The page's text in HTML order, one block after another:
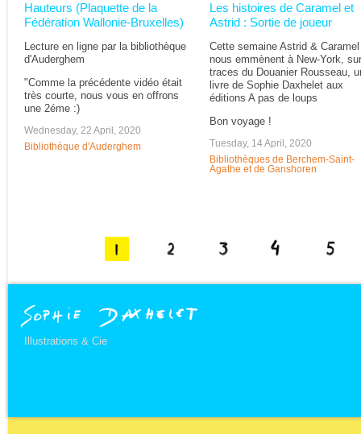
Hauteurs (Plaquette de la
Fédération Wallonie-Bruxelles)
Lecture en ligne par la bibliothèque
d'Auderghem
"Comme la précédente vidéo était
très courte, nous vous en offrons
une 2éme :)
Wednesday, 22 April, 2020
Bibliothèque d'Auderghem
Les histoires de Caramel et
Astrid : Sortie de joueur
Cette semaine Astrid & Caramel
nous emmènent à New-York,
traces du Douanier Rousseau,
livre de Sophie Daxhelet aux
éditions A pas de loups
Bon voyage !
Tuesday, 14 April, 2020
Bibliothèques de Berchem-Saint-
Agathe et de Ganshoren
Illustrations & Cie